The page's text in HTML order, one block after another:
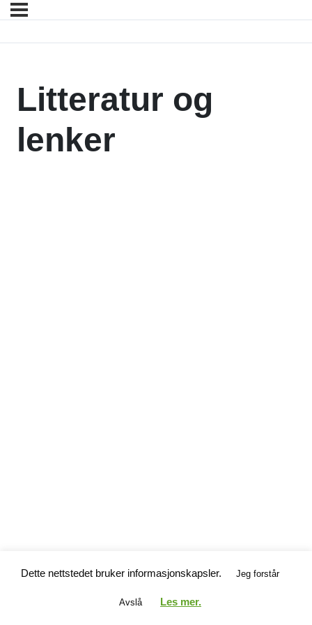
Litteratur og
lenker
Dette nettstedet bruker informasjonskapsler. Jeg forstår
Avslå Les mer.